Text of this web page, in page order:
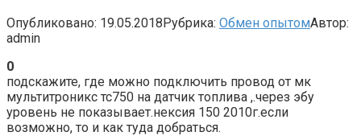
Опубликовано: 19.05.2018Рубрика: Обмен опытомАвтор:
admin
0
подскажите, где можно подключить провод от мк
мультитроникс тс750 на датчик топлива ,.через эбу
уровень не показывает.нексия 150 2010г.если
возможно, то и как туда добраться.